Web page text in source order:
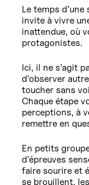
Le temps d’une
invite à vivre
inattendue, où
protagonistes.
Ici, il ne s’agit
d’observer
toucher sans
Chaque étape
perceptions, à
remettre en
En petits
d’épreuves
faire sourire et
se brouillent,